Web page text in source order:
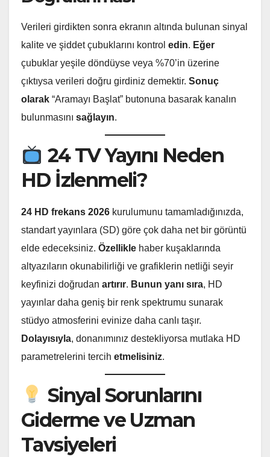
Verileri girdikten sonra ekranın altında bulunan sinyal
kalite ve şiddet çubuklarını kontrol edin. Eğer
çubuklar yeşile döndüyse veya %70’in üzerine
çıktıysa verileri doğru girdiniz demektir. Sonuç
olarak “Aramayı Başlat” butonuna basarak kanalın
bulunmasını sağlayın.
24 TV Yayını Neden
HD İzlenmeli?
24 HD frekans 2026 kurulumunu tamamladığınızda,
standart yayınlara (SD) göre çok daha net bir görüntü
elde edeceksiniz. Özellikle haber kuşaklarında
altyazıların okunabilirliği ve grafiklerin netliği seyir
keyfinizi doğrudan artırır. Bunun yanı sıra, HD
yayınlar daha geniş bir renk spektrumu sunarak
stüdyo atmosferini evinize daha canlı taşır.
Dolayısıyla, donanımınız destekliyorsa mutlaka HD
parametrelerini tercih etmelisiniz.
Sinyal Sorunlarını
Giderme ve Uzman
Tavsiyeleri